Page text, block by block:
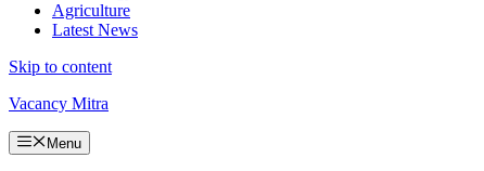
Agriculture
Latest News
Skip to content
Vacancy Mitra
Menu